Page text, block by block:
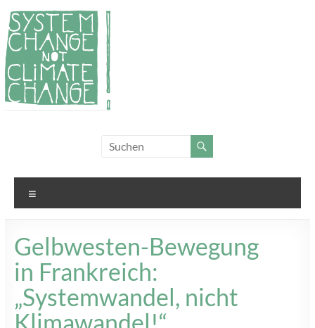
Zum
Inhalt
springen
Change!
Gelbwesten-Bewegung
in Frankreich:
„Systemwandel, nicht
Klimawandel!“